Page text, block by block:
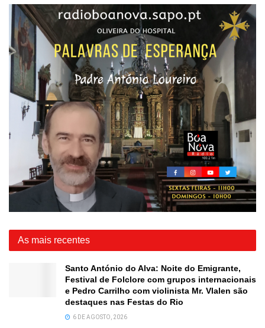
As mais recentes
Santo António do Alva: Noite do Emigrante,
Festival de Folclore com grupos internacionais
e Pedro Carrilho com violinista Mr. Vlalen são
destaques nas Festas do Rio
6 DE AGOSTO, 2026